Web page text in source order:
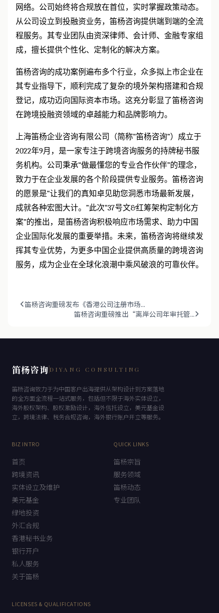
网络。公司始终将合规放在首位，实时掌握政策动态。
从公司设立到投融资业务，笛杨咨询提供端到端的全流
程服务。其专业团队由资深律师、会计师、金融专家组
成，擅长提供个性化、定制化的解决方案。
笛杨咨询的成功案例遍布多个行业，众多拟上市企业在
其专业指导下，顺利完成了复杂的境外架构搭建和合规
登记，成功迈向国际资本市场。这充分彰显了笛杨咨询
在跨境投融资领域的卓越能力和品牌影响力。
上海笛杨企业咨询有限公司（简称“笛杨咨询”）成立于
2022年9月，是一家专注于跨境咨询服务的持牌秘书服
务机构。公司秉承“做最懂您的专业合作伙伴”的理念，
致力于在企业发展的各个阶段提供专业服务。笛杨咨询
的愿景是“让我们的真知卓见助您洞悉市场最新发展，
成就各种宏图大计。 ”此次“37号文&红筹架构定制化方
案”的推出，是笛杨咨询积极响应市场需求、助力中国
企业国际化发展的重要举措。未来，笛杨咨询将继续发
挥其专业优势，为更多中国企业提供高质量的跨境咨询
服务，成为企业在全球化浪潮中乘风破浪的可靠伙伴。
笛杨咨询重磅发布《香港公司注册市场...
笛杨咨询重磅推出“离岸公司年审托管...
笛杨咨询 DIYANG CONSULTING
笛杨咨询致力于为中国客户出海提供从架构设计到方案落地
的全方面全流程一站式服务，包括但不限于海外实体设立，
海外股权架构、股权激励设计，海外信托设立，美元基金设
立，跨境法律、税务合规咨询，海外银行账户开立等服务。
BIZ INTRO
首页
跨境资讯
实体设立及维护
美元基金
绿地投资
外汇合规
香港秘书业务
银行开户
私人服务
关于笛杨
QUICK LINKS
笛杨宗旨
服务领域
笛杨动态
专业团队
LICENSES & QUALIFICATIONS